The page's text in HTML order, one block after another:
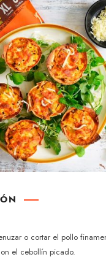
o cortar el pollo
el cebollín picado.